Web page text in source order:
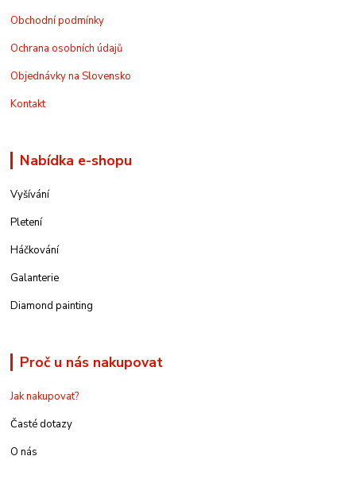
Obchodní podmínky
Ochrana osobních údajů
Objednávky na Slovensko
Kontakt
Nabídka e-shopu
Vyšívání
Pletení
Háčkování
Galanterie
Diamond painting
Proč u nás nakupovat
Jak nakupovat?
Časté dotazy
O nás